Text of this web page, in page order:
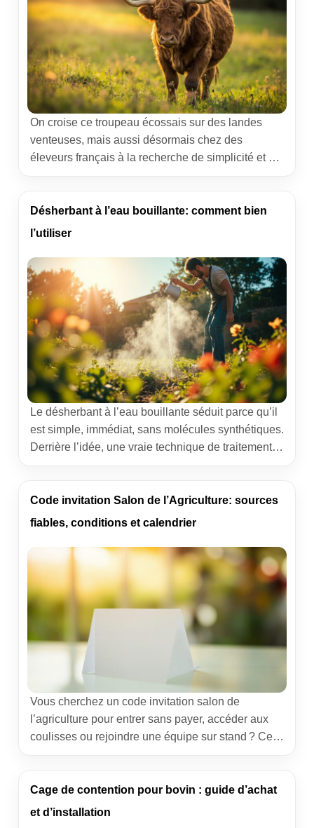
On croise ce troupeau écossais sur des landes
venteuses, mais aussi désormais chez des
éleveurs français à la recherche de simplicité et de
valoriser des surfaces herbeuses modestes.
L’objectif de cet article : comprendre les forces de
Désherbant à l’eau bouillante: comment bien
l’utiliser
Le désherbant à l’eau bouillante séduit parce qu’il
est simple, immédiat, sans molécules synthétiques.
Derrière l’idée, une vraie technique de traitement
de ce guide est clair : savoir où l’utiliser, avec quel
matériel, combien d’eau verser et quand intervenir
Code invitation Salon de l’Agriculture: sources
fiables, conditions et calendrier
Vous cherchez un code invitation salon de
l’agriculture pour entrer sans payer, accéder aux
coulisses ou rejoindre une équipe sur stand ? Ce
temps, éviter les mauvaises surprises et préparer
une visite utile au Salon International de
Cage de contention pour bovin : guide d’achat
et d’installation